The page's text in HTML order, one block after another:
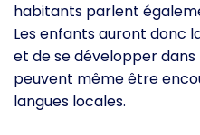
habitants parlent
Les enfants auront donc
et de se développer dans
peuvent même être
langues locales.